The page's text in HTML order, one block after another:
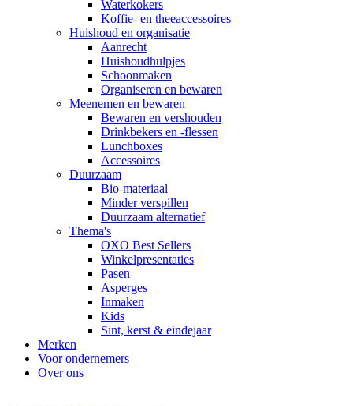
Waterkokers
Koffie- en theeaccessoires
Huishoud en organisatie
Aanrecht
Huishoudhulpjes
Schoonmaken
Organiseren en bewaren
Meenemen en bewaren
Bewaren en vershouden
Drinkbekers en -flessen
Lunchboxes
Accessoires
Duurzaam
Bio-materiaal
Minder verspillen
Duurzaam alternatief
Thema's
OXO Best Sellers
Winkelpresentaties
Pasen
Asperges
Inmaken
Kids
Sint, kerst & eindejaar
Merken
Voor ondernemers
Over ons